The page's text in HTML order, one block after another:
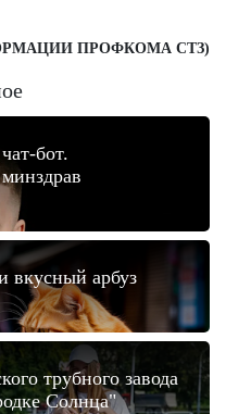
ПРОФКОМА СТЗ)
бот.
вкусный арбуз
трубного завода
Солнца"